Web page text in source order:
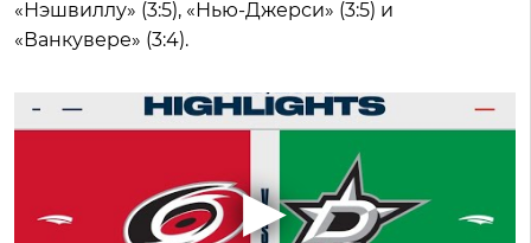
«Нэшвиллу» (3:5), «Нью-Джерси» (3:5) и
«Ванкувере» (3:4).